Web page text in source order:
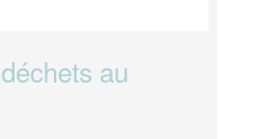
au